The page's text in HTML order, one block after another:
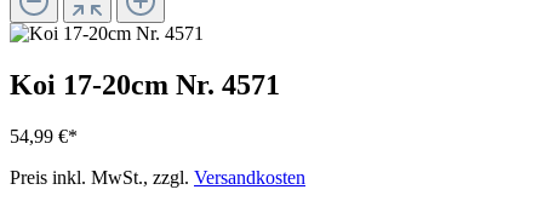
Koi 17-20cm Nr. 4571
54,99 €*
Preis inkl. MwSt., zzgl. Versandkosten